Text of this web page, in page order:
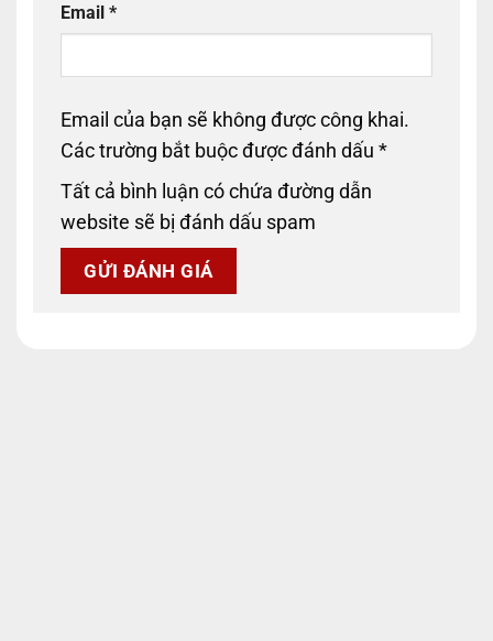
Email *
Email của bạn sẽ không được công khai.
Các trường bắt buộc được đánh dấu *
Tất cả bình luận có chứa đường dẫn
website sẽ bị đánh dấu spam